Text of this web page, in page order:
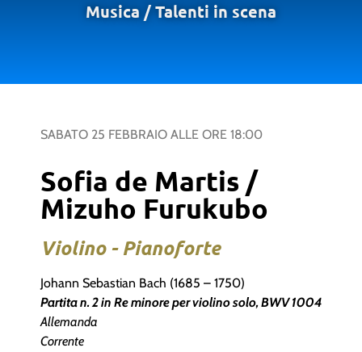
Musica /Talenti in scena
SABATO 25 FEBBRAIO ALLE ORE 18:00
Sofia de Martis /
Mizuho Furukubo
Violino - Pianoforte
Johann Sebastian Bach (1685 – 1750)
Partita n. 2 in Re minore per violino solo, BWV 1004
Allemanda
Corrente